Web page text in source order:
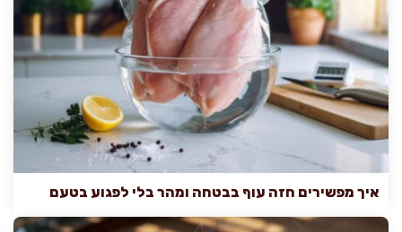
איך מפשירים חזה עוף בבטחה ומהר בלי לפגוע בטעם